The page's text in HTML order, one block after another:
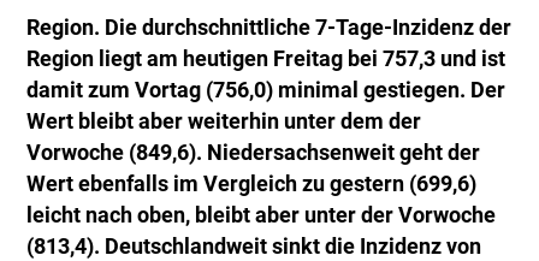
Region. Die durchschnittliche 7-Tage-Inzidenz der
Region liegt am heutigen Freitag bei 757,3 und ist
damit zum Vortag (756,0) minimal gestiegen. Der
Wert bleibt aber weiterhin unter dem der
Vorwoche (849,6). Niedersachsenweit geht der
Wert ebenfalls im Vergleich zu gestern (699,6)
leicht nach oben, bleibt aber unter der Vorwoche
(813,4). Deutschlandweit sinkt die Inzidenz von